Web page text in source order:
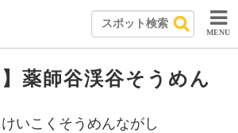
MENU
】薬師谷渓谷そうめん
いこくそうめんながし